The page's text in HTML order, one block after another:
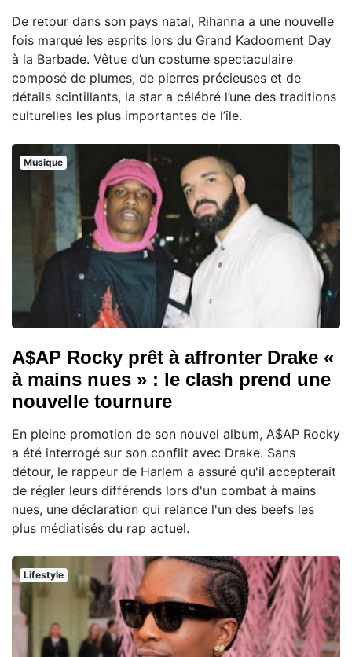
De retour dans son pays natal, Rihanna a une nouvelle
fois marqué les esprits lors du Grand Kadooment Day
à la Barbade. Vêtue d’un costume spectaculaire
composé de plumes, de pierres précieuses et de
détails scintillants, la star a célébré l’une des traditions
culturelles les plus importantes de l’île.
Musique
A$AP Rocky prêt à affronter Drake «
à mains nues » : le clash prend une
nouvelle tournure
En pleine promotion de son nouvel album, A$AP Rocky
a été interrogé sur son conflit avec Drake. Sans
détour, le rappeur de Harlem a assuré qu'il accepterait
de régler leurs différends lors d'un combat à mains
nues, une déclaration qui relance l'un des beefs les
plus médiatisés du rap actuel.
Lifestyle